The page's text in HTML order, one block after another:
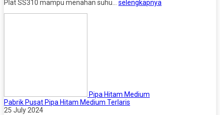
Plat SS310 mampu menahan suhu… selengkapnya
Pipa Hitam Medium
Pabrik Pusat Pipa Hitam Medium Terlaris
25 July 2024